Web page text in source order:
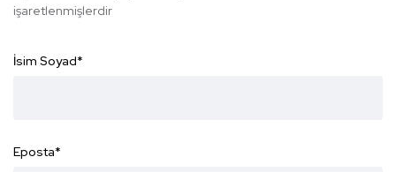
işaretlenmişlerdir
İsim Soyad*
Eposta*